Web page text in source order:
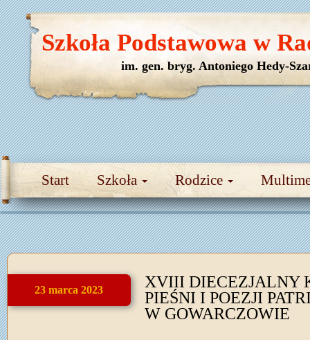
Start Szkoła Rodzice
Szkoła Podstawowa w
im. gen. bryg. Antoniego Hedy-
23 marca 2023
XVIII DIECEZJALNY
PIEŚNI I POEZJI
W GOWARCZOWIE